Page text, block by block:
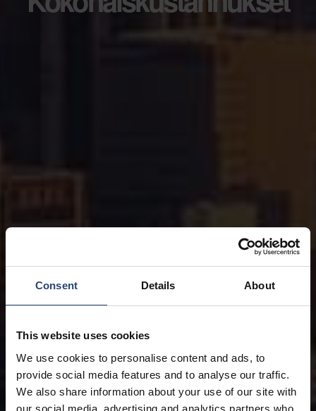
Consent Details About
This website uses cookies
We use cookies to personalise content and ads, to
provide social media features and to analyse our traffic.
We also share information about your use of our site with
our social media, advertising and analytics partners who